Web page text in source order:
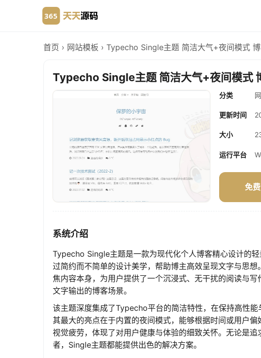
首页 › 网站模板 › Typecho Single主题 简洁大气+夜间模式
Typecho Single主题 简洁大气+夜间模式
分类
更新时间
大小
运行平台
免
系统介绍
Typecho Single主题是一款为现代化个人博客精心设计的
过简约而不简单的设计美学，帮助博主高效呈现文字与思
焦内容本身，为用户提供了一个沉浸式、无干扰的阅读与
文字输出的博客场景。
该主题深度集成了Typecho平台的简洁特性，在保持高性
其最大的亮点在于内置的夜间模式，能够根据时间或用户
视觉疲劳，体现了对用户健康与体验的细致关怀。无论是
者，Single主题都能提供出色的解决方案。